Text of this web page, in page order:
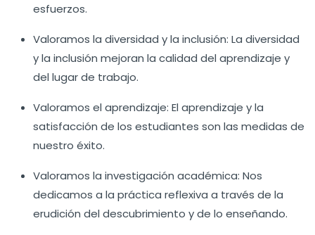
esfuerzos.
Valoramos la diversidad y la inclusión: La diversidad
y la inclusión mejoran la calidad del aprendizaje y
del lugar de trabajo.
Valoramos el aprendizaje: El aprendizaje y la
satisfacción de los estudiantes son las medidas de
nuestro éxito.
Valoramos la investigación académica: Nos
dedicamos a la práctica reflexiva a través de la
erudición del descubrimiento y de lo enseñando.